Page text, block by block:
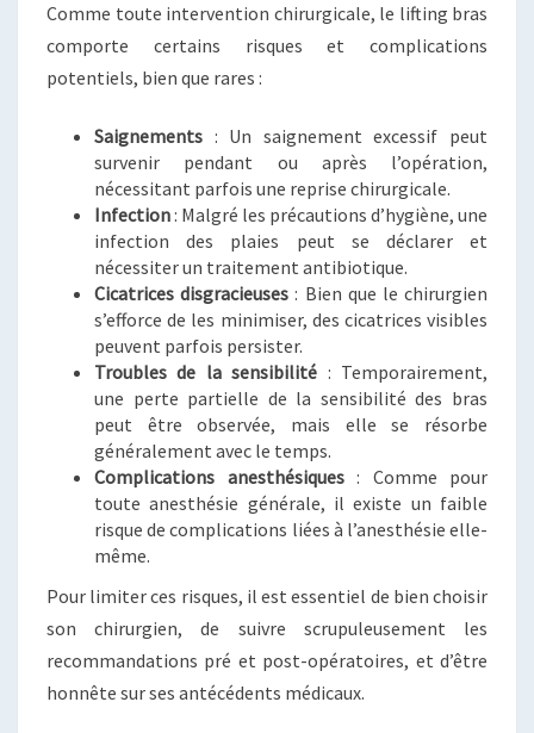
Comme toute intervention chirurgicale, le lifting bras
comporte certains risques et complications
potentiels, bien que rares :
Saignements : Un saignement excessif peut
survenir pendant ou après l’opération,
nécessitant parfois une reprise chirurgicale.
Infection: Malgré les précautions d’hygiène, une
infection des plaies peut se déclarer et
nécessiter un traitement antibiotique.
Cicatrices disgracieuses : Bien que le chirurgien
s’efforce de les minimiser, des cicatrices visibles
peuvent parfois persister.
Troubles de la sensibilité : Temporairement,
une perte partielle de la sensibilité des bras
peut être observée, mais elle se résorbe
généralement avec le temps.
Complications anesthésiques: Comme pour
toute anesthésie générale, il existe un faible
risque de complications liées à l’anesthésie elle-
même.
Pour limiter ces risques, il est essentiel de bien choisir
son chirurgien, de suivre scrupuleusement les
recommandations pré et post-opératoires, et d’être
honnête sur ses antécédents médicaux.